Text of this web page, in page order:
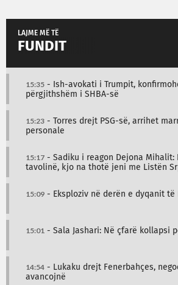
LAJME MË TË
FUNDIT
15:35 - Ish-avokati i Trumpit,
përgjithshëm i SHBA-së
15:23 - Torres drejt PSG-së, arrihet
personale
15:17 - Sadiku i reagon Dejona Mihalit:
tavolinë, kjo na thotë jeni me Listën
15:09 - Eksploziv në derën e dyqanit të
15:01 - Sala Jashari: Në çfarë kollapsi
14:54 - Lukaku drejt Fenerbahçes,
avancojnë